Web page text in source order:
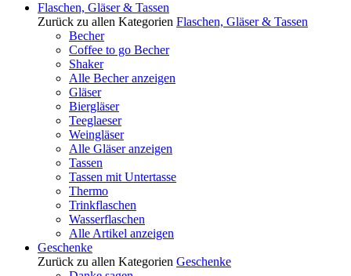
Flaschen, Gläser & Tassen
Zurück zu allen Kategorien Flaschen, Gläser & Tassen
Becher
Coffee to go Becher
Shaker
Alle Becher anzeigen
Gläser
Biergläser
Teeglaeser
Weingläser
Alle Gläser anzeigen
Tassen
Tassen mit Untertasse
Thermo
Trinkflaschen
Wasserflaschen
Alle Artikel anzeigen
Geschenke
Zurück zu allen Kategorien Geschenke